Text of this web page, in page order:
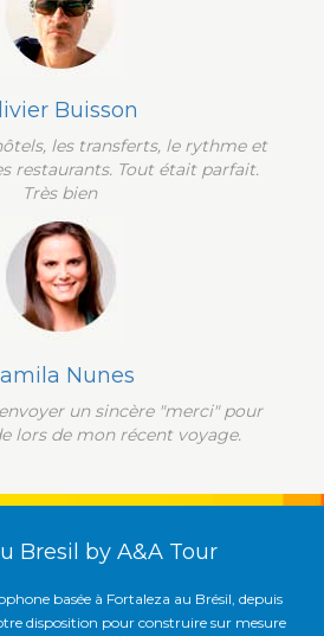
Buisson
les transferts, le rythme et
restaurants. Tout était parfait.
Très bien
Nunes
un sincère "merci" pour
lors de mon récent voyage.
Bresil by A&A Tour
basée à Fortaleza au Brésil, depuis
disposition pour construire sur mesure